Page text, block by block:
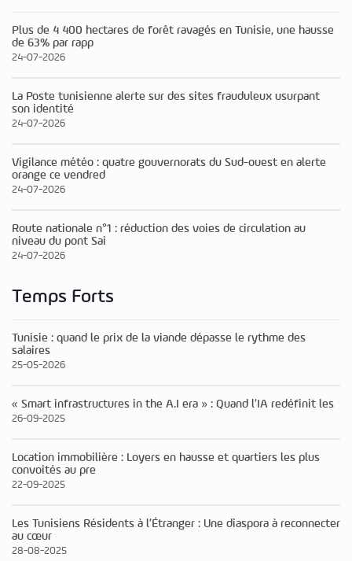
Plus de 4 400 hectares de forêt ravagés en Tunisie, une hausse
de 63% par rapp
24-07-2026
La Poste tunisienne alerte sur des sites frauduleux usurpant
son identité
24-07-2026
Vigilance météo : quatre gouvernorats du Sud-ouest en alerte
orange ce vendred
24-07-2026
Route nationale n°1 : réduction des voies de circulation au
niveau du pont Sai
24-07-2026
Temps Forts
Tunisie : quand le prix de la viande dépasse le rythme des
salaires
25-05-2026
« Smart infrastructures in the A.I era » : Quand l’IA redéfinit les
26-09-2025
Location immobilière : Loyers en hausse et quartiers les plus
convoités au pre
22-09-2025
Les Tunisiens Résidents à l’Étranger : Une diaspora à reconnecter
au cœur
28-08-2025